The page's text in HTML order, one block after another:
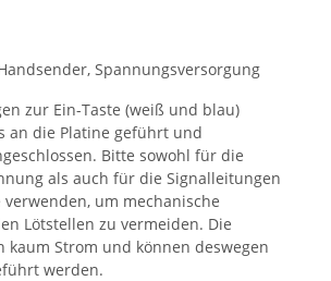
zur Ein-Taste (weiß und blau)
an die Platine geführt und
Bitte sowohl für die
als auch für die Signalleitungen
um mechanische
Lötstellen zu vermeiden. Die
kaum Strom und können deswegen
werden.